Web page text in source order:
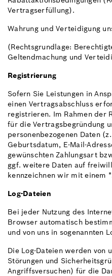
Vertragserfüllung).
Wahrung und Verteidigung
(Rechtsgrundlage:
Geltendmachung und
Registrierung
Sofern Sie Leistungen in
einen Vertragsabschluss
registrieren. Im Rahmen der
für die Vertragsbegründung
personenbezogenen Daten
Geburtsdatum, E-Mail-
gewünschten Zahlungsart
ggf. weitere Daten auf
kennzeichnen wir mit einem
Log-Dateien
Bei jeder Nutzung des
Browser automatisch
und von uns in sogenannten
Die Log-Dateien werden von
Störungen und
Angriffsversuchen) für die